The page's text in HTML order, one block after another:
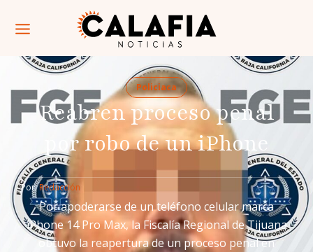
Policiaca
Reabren proceso penal
por robo de un iPhone
Por: Redacción
Por apoderarse de un teléfono celular marca
iPhone 14 Pro Max, la Fiscalía Regional de Tijuana
obtuvo la reapertura de un proceso penal en